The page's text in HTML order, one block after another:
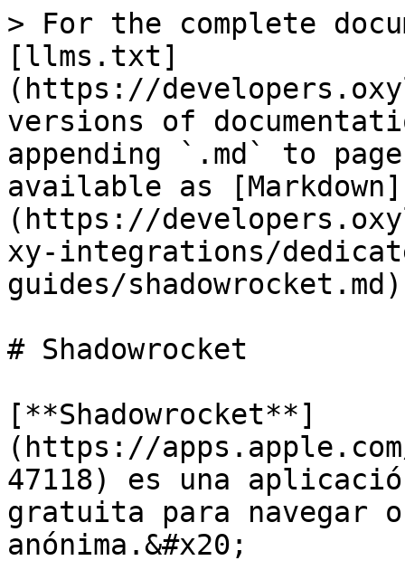
> For the complete
[llms.txt]
(https://
versions of
appending `.md` to
available as [Markdown]
(https://
xy-integrations/
guides/
# Shadowrocket
[**Shadowrocket**]
(https://
47118) es una
gratuita para navegar
anónima.&#x20;